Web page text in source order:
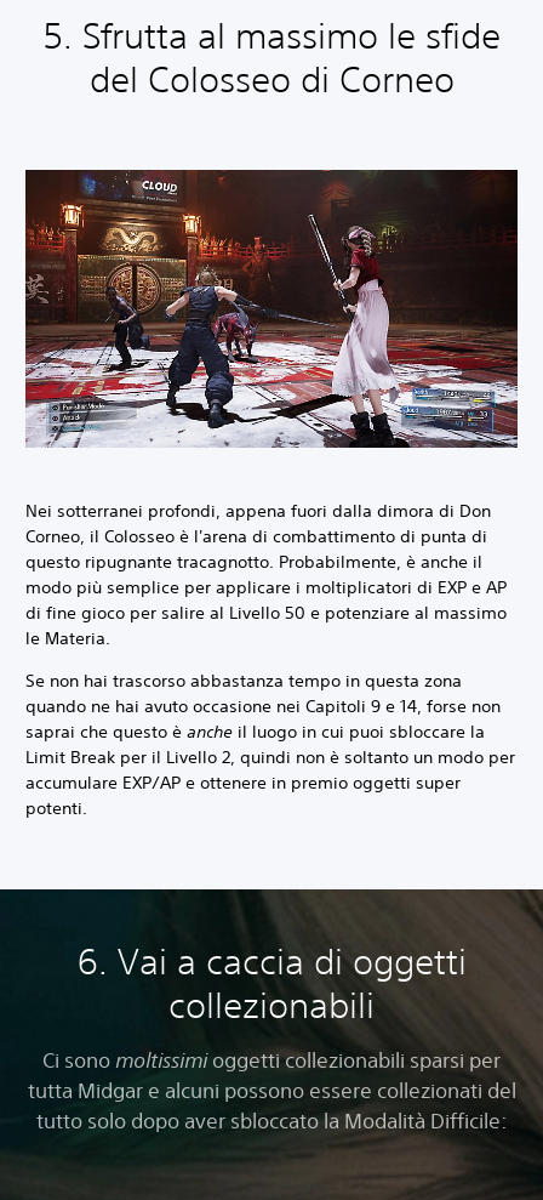
5. Sfrutta al massimo le sfide
del Colosseo di Corneo
Nei sotterranei profondi, appena fuori dalla dimora di Don
Corneo, il Colosseo è l'arena di combattimento di punta di
questo ripugnante tracagnotto. Probabilmente, è anche il
modo più semplice per applicare i moltiplicatori di EXP e AP
di fine gioco per salire al Livello 50 e potenziare al massimo
le Materia.
Se non hai trascorso abbastanza tempo in questa zona
quando ne hai avuto occasione nei Capitoli 9 e 14, forse non
saprai che questo è anche il luogo in cui puoi sbloccare la
Limit Break per il Livello 2, quindi non è soltanto un modo per
accumulare EXP/AP e ottenere in premio oggetti super
potenti.
6. Vai a caccia di oggetti
collezionabili
Ci sono moltissimioggetti collezionabili sparsi per
tutta Midgar e alcuni possono essere collezionati del
tutto solo dopo aver sbloccato la Modalità Difficile: